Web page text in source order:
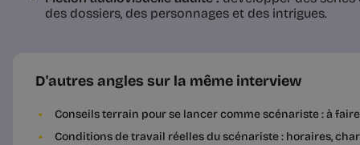
des dossiers, des personnages et des intrigues.
D'autres angles sur la même interview
Conseils terrain pour se lancer comme scénariste : à
Conditions de travail réelles du scénariste : horaires,